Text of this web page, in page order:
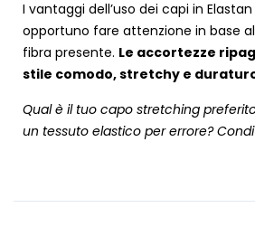
I vantaggi dell’uso dei capi in
opportuno fare attenzione in base
fibra presente. Le accortezze
stile comodo, stretchy e
Qual è il tuo capo stretching
un tessuto elastico per errore?